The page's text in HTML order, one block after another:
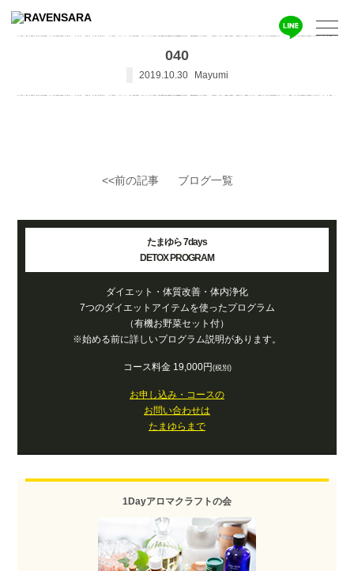
040
2019.10.30 Mayumi
<<前の記事 ブログ一覧
たまゆら 7days
DETOX PROGRAM
ダイエット・体質改善・体内浄化
7つのダイエットアイテムを使ったプログラム
（有機お野菜セット付）
※始める前に詳しいプログラム説明があります。
コース料金 19,000円 (税別)
お申し込み・コースの
お問い合わせは
たまゆらまで
1Dayアロマクラフトの会